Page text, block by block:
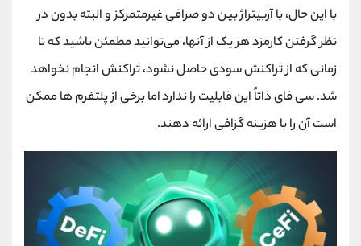
با این حال، با آربیتراژ بین دو صرافی غیرمتمرکز و البته بدون در
نظر گرفتن کارمزد هر یک از آنها، می‌توانید مطمئن باشید که تا
زمانی که از تراکنش سودی حاصل نشود، تراکنش انجام نخواهد
شد. سی فای ذاتاً این قابلیت را ندارد اما برخی از پلتفرم‌ ها ممکن
است آن را با هزینه گزافی ارائه دهند.